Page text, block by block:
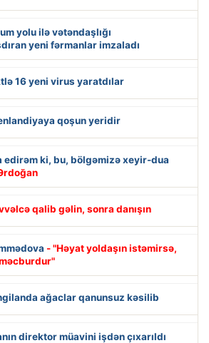
yolu ilə vətəndaşlığı
yeni fərmanlar imzaladı
16 yeni virus yaratdılar
qoşun yeridir
edirəm ki, bu, bölgəmizə xeyir-dua
qalib gəlin, sonra danışın
- "Həyat yoldaşın istəmirsə,
ağaclar qanunsuz kəsilib
direktor müavini işdən çıxarıldı